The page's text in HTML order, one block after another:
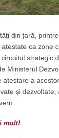
din țară,
ca zone
strategic
Ministerul
atestare a
și dezvoltate,
mult!